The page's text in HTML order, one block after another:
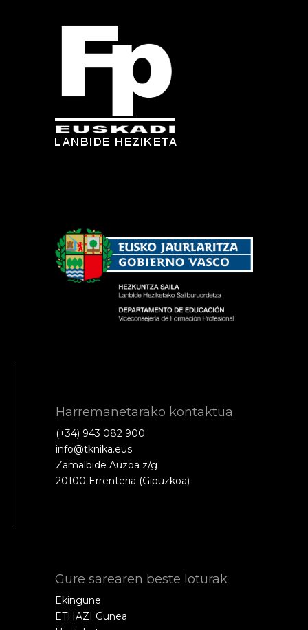
Harremanetarako kontaktua
(+34) 943 082 900
info@tknika.eus
Zamalbide Auzoa z/g
20100 Errenteria (Gipuzkoa)
Gure sarearen beste loturak
Ekingune
ETHAZI Gunea